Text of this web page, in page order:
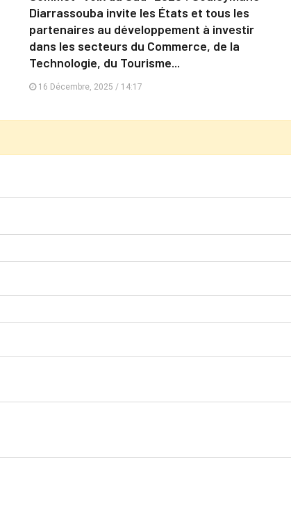
Diarrassouba invite les États et tous les
partenaires au développement à investir
dans les secteurs du Commerce, de la
Technologie, du Tourisme...
16 Décembre, 2025 / 14:17